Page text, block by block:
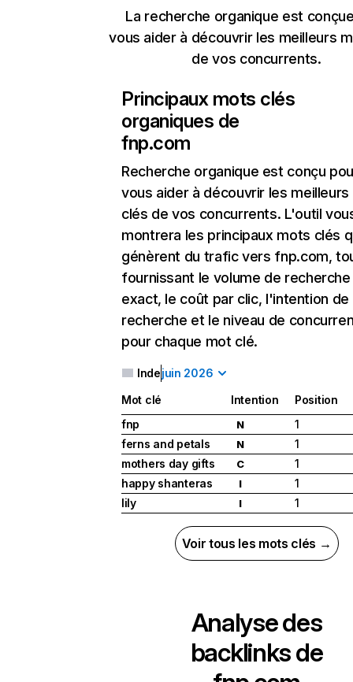
La recherche organique est
vous aider à découvrir les meilleurs
de vos concurrents.
Principaux mots clés
organiques de
fnp.com
Recherche organique est conçu
vous aider à découvrir les
clés de vos concurrents. L'outil
montrera les principaux mots clés
génèrent du trafic vers fnp.com,
fournissant le volume de recherche
exact, le coût par clic, l'intention de
recherche et le niveau de
pour chaque mot clé.
Indejuin 2026
Mot clé Intention
Position
fnp
N
1
ferns and petals
N
1
mothers day gifts
C
1
happy shanteras
I
1
lily
I 1
Voir tous les mots clés →
Analyse des
backlinks de